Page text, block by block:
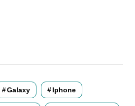
Galaxy Iphone